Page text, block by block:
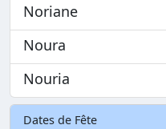
Noriane
Noura
Nouria
Dates de Fête